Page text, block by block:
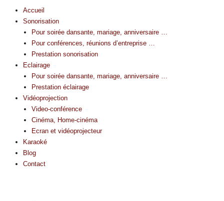
Accueil
Sonorisation
Pour soirée dansante, mariage, anniversaire …
Pour conférences, réunions d’entreprise …
Prestation sonorisation
Eclairage
Pour soirée dansante, mariage, anniversaire …
Prestation éclairage
Vidéoprojection
Video-conférence
Cinéma, Home-cinéma
Ecran et vidéoprojecteur
Karaoké
Blog
Contact